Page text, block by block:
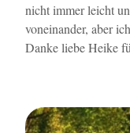
nicht immer leicht
voneinander, aber
Danke liebe Heike